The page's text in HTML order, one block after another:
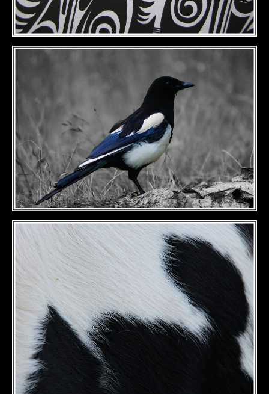
DÉTAILS
DÉTAILS